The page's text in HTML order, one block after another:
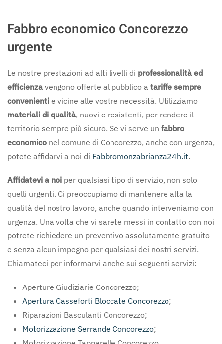
Fabbro economico Concorezzo
urgente
Le nostre prestazioni ad alti livelli di professionalità ed
efficienza vengono offerte al pubblico a tariffe sempre
convenienti e vicine alle vostre necessità. Utilizziamo
materiali di qualità, nuovi e resistenti, per rendere il
territorio sempre più sicuro. Se vi serve un fabbro
economico nel comune di Concorezzo, anche con urgenza,
potete affidarvi a noi di Fabbromonzabrianza24h.it.
Affidatevi a noi per qualsiasi tipo di servizio, non solo
quelli urgenti. Ci preoccupiamo di mantenere alta la
qualità del nostro lavoro, anche quando interveniamo con
urgenza. Una volta che vi sarete messi in contatto con noi
potrete richiedere un preventivo assolutamente gratuito
e senza alcun impegno per qualsiasi dei nostri servizi.
Chiamateci per informarvi anche sui seguenti servizi:
Aperture Giudiziarie Concorezzo;
Apertura Casseforti Bloccate Concorezzo;
Riparazioni Basculanti Concorezzo;
Motorizzazione Serrande Concorezzo;